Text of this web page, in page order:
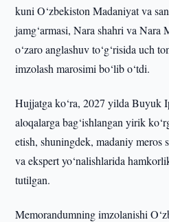
kuni O‘zbekiston Madaniyat va
jamg‘armasi, Nara shahri va Nara
o‘zaro anglashuv to‘g‘risida uch
imzolash marosimi bo‘lib o‘tdi.
Hujjatga ko‘ra, 2027 yilda Buyuk
aloqalarga bag‘ishlangan yirik
etish, shuningdek, madaniy meros
va ekspert yo‘nalishlarida
tutilgan.
Memorandumning imzolanishi